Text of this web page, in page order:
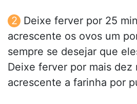
Deixe ferver por 25
acrescente os ovos um
sempre se desejar que
Deixe ferver por mais dez
acrescente a farinha por